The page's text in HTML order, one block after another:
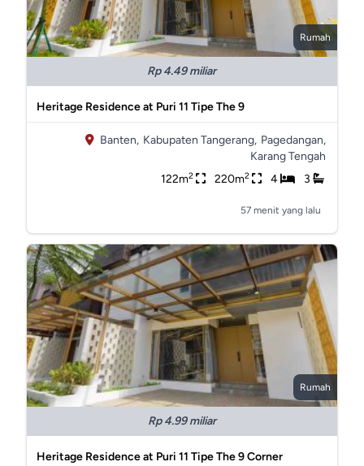
Rumah
Rp 4.49 miliar
Heritage Residence at Puri 11 Tipe The 9
Banten, Kabupaten Tangerang, Pagedangan,
Karang Tengah
122m2 220m2 4 3
57 menit yang lalu
Rumah
Rp 4.99 miliar
Heritage Residence at Puri 11 Tipe The 9 Corner